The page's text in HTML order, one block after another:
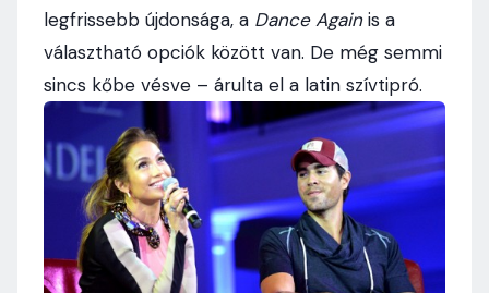
legfrissebb újdonsága, a Dance Againis a
választható opciók között van. De még semmi
sincs kőbe vésve – árulta el a latin szívtipró.